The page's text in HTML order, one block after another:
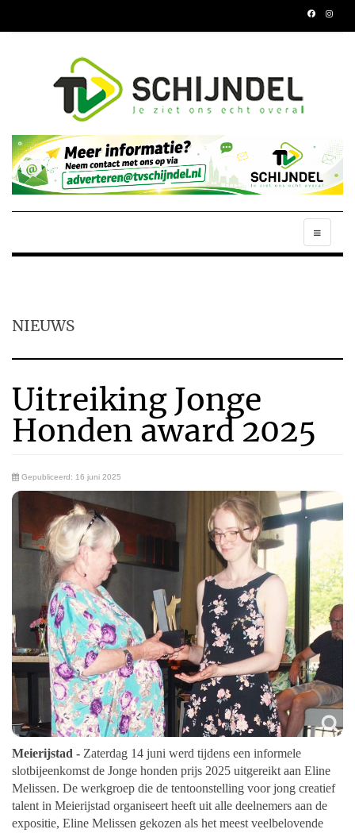
NIEUWS
Uitreiking Jonge
Honden award 2025
Gepubliceerd: 16 juni 2025
Meierijstad - Zaterdag 14 juni werd tijdens een informele
slotbijeenkomst de Jonge honden prijs 2025 uitgereikt aan Eline
Melissen. De werkgroep die de tentoonstelling voor jong creatief
talent in Meierijstad organiseert heeft uit alle deelnemers aan de
expositie, Eline Melissen gekozen als het meest veelbelovende